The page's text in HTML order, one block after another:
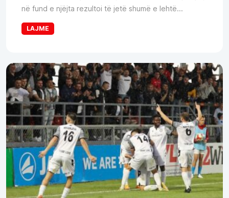
në fund e njëjta rezultoi të jetë shumë e lehtë...
LAJME